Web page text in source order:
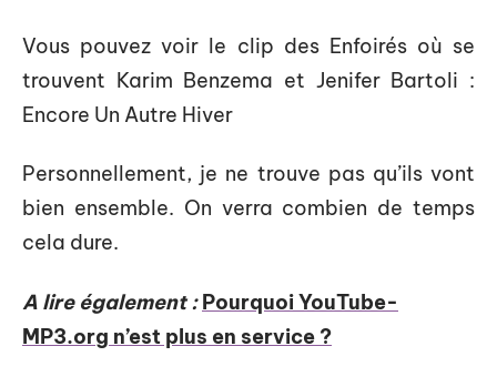
Vous pouvez voir le clip des Enfoirés où se
trouvent Karim Benzema et Jenifer Bartoli :
Encore Un Autre Hiver
Personnellement, je ne trouve pas qu’ils vont
bien ensemble. On verra combien de temps
cela dure.
A lire également : Pourquoi YouTube-
MP3.org n’est plus en service ?